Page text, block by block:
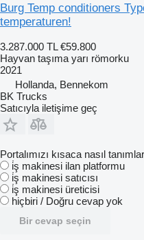
Burg Temp conditioners
temperaturen!
3.287.000 TL €59.800
Hayvan taşıma yarı römorku
2021
Hollanda, Bennekom
BK Trucks
Satıcıyla iletişime geç
Portalımızı kısaca nasıl
i̇ş makinesi ilan platformu
i̇ş makinesi satıcısı
i̇ş makinesi üreticisi
hiçbiri / Doğru cevap yok
Bir cevap seçin